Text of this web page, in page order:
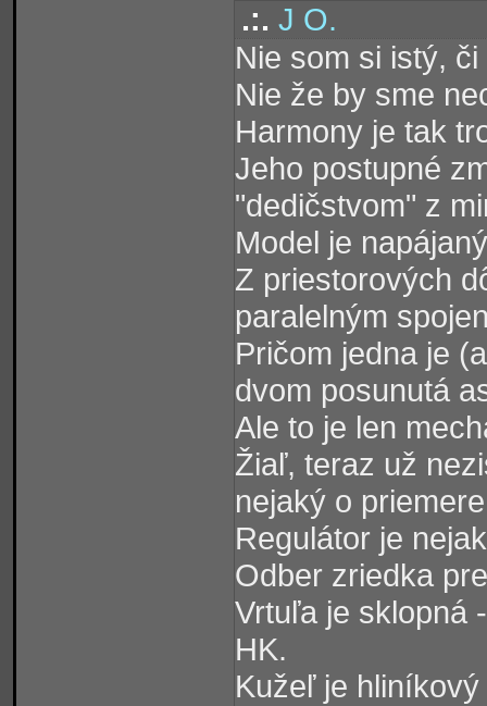
.:. J O.
Nie som si istý,
Nie že by sme
Harmony je tak
Jeho postupné
"dedičstvom" z
Model je
Z priestorových
paralelným
Pričom jedna je
dvom posunutá
Ale to je len
Žiaľ, teraz už
nejaký o
Regulátor je
Odber zriedka
Vrtuľa je sklopná
HK.
Kužeľ je